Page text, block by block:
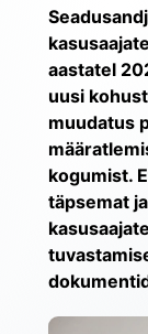
aastatel
uusi
muudatus
kogumist.
täpsemat